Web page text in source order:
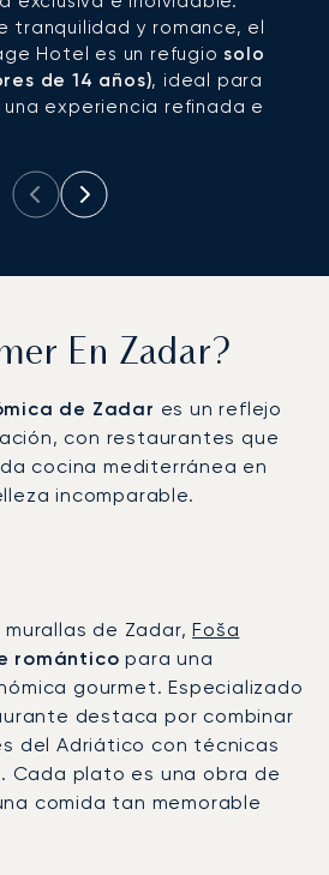
tranquilidad y romance, el
Hotel es un refugio solo
de 14 años), ideal para
experiencia refinada e
En Zadar?
de Zadar es un reflejo
con restaurantes que
cocina mediterránea en
incomparable.
de Zadar,Foša
romántico para una
gourmet. Especializado
destaca por combinar
del Adriático con técnicas
Cada plato es una obra de
comida tan memorable